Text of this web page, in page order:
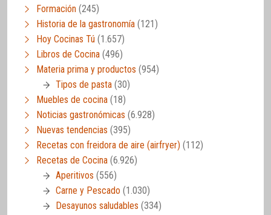
Formación (245)
Historia de la gastronomía (121)
Hoy Cocinas Tú (1.657)
Libros de Cocina (496)
Materia prima y productos (954)
Tipos de pasta (30)
Muebles de cocina (18)
Noticias gastronómicas (6.928)
Nuevas tendencias (395)
Recetas con freidora de aire (airfryer) (112)
Recetas de Cocina (6.926)
Aperitivos (556)
Carne y Pescado (1.030)
Desayunos saludables (334)